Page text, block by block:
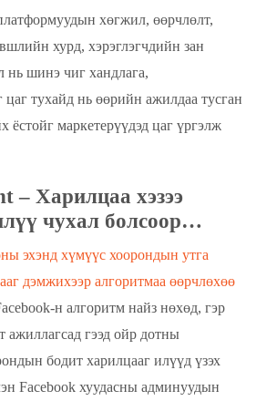
хөгжил, өөрчлөлт,
хурд, хэрэглэгчдийн зан
нь шинэ чиг хандлага,
цаг тухайд нь өөрийн ажилдаа тусган
ёстойг маркетерүүдэд цаг үргэлж
– Харилцаа хэзээ
чухал болсоор…
эхэнд хүмүүс хоорондын утга
дэмжихээр алгоритмаа өөрчлөхөө
н алгоритм найз нөхөд, гэр
ажиллагсад гээд ойр дотны
бодит харилцааг илүүд үзэх
Facebook хуудасны админуудын